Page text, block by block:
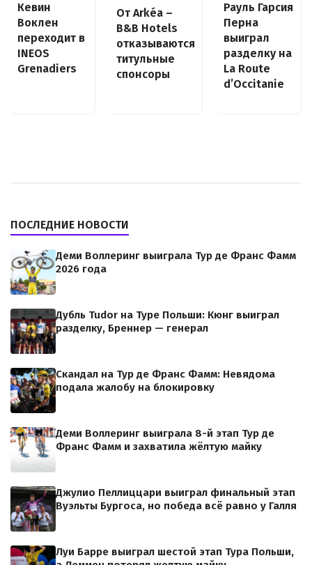
Кевин
Воклен
переходит в
INEOS
Grenadiers
От Arkéa –
B&B Hotels
отказываются
титульные
спонсоры
Рауль Гарсия
Перна
выиграл
разделку на
La Route
d’Occitanie
ПОСЛЕДНИЕ НОВОСТИ
Деми Воллеринг выиграла Тур де Франс Фамм
2026 года
Дубль Tudor на Туре Польши: Кюнг выиграл
разделку, Бреннер — генерал
Скандал на Тур де Франс Фамм: Невядома
подала жалобу на блокировку
Деми Воллеринг выиграла 8-й этап Тур де
Франс Фамм и захватила жёлтую майку
Джулио Пеллиццари выиграл финальный этап
Вуэльты Бургоса, но победа всё равно у Галля
Луи Барре выиграл шестой этап Тура Польши,